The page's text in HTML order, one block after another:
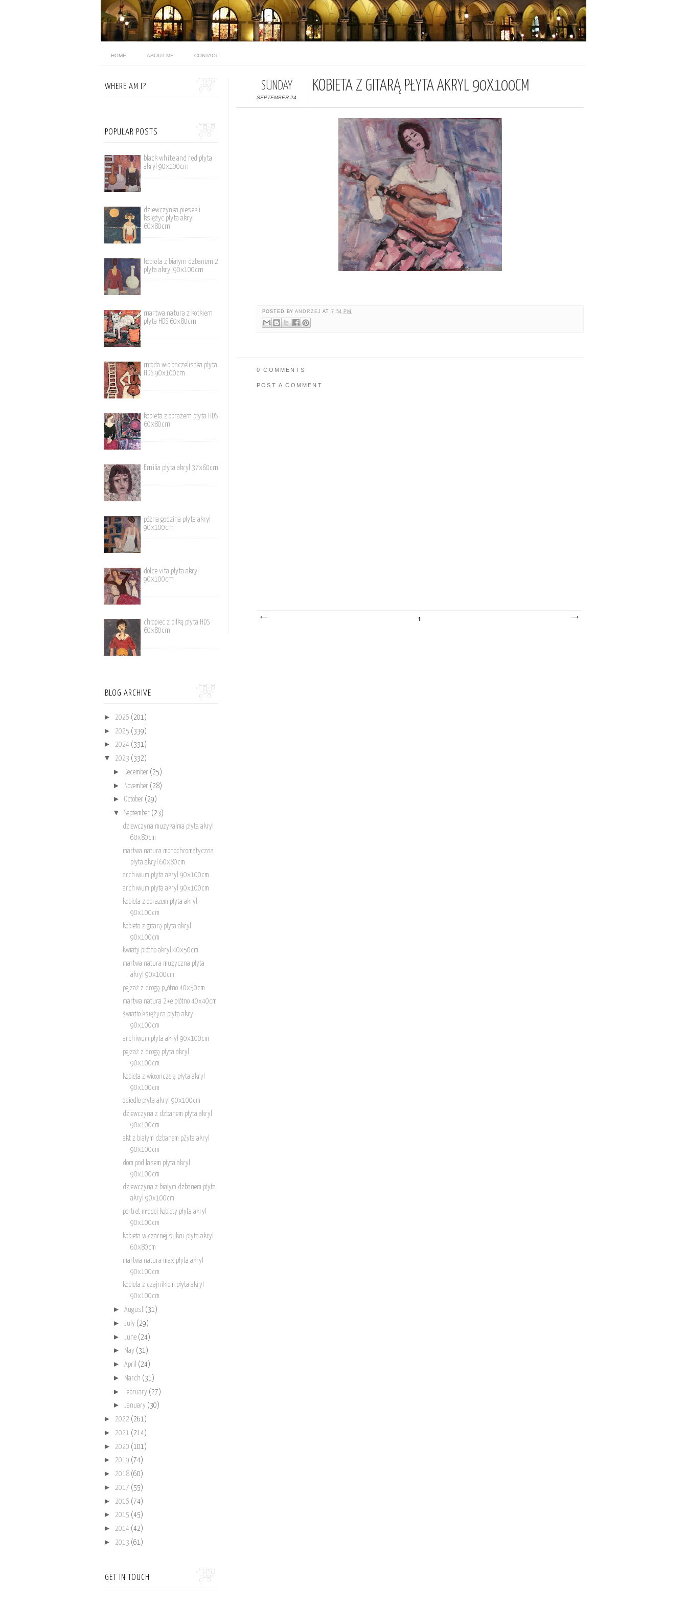
HOME ABOUT ME CONTACT
SUNDAY
SEPTEMBER 24
KOBIETA Z GITARĄ PŁYTA AKRYL 90X100CM
POSTED BYANDRZEJ AT 7:54 PM
0 COMMENTS:
POST A COMMENT
WHERE AM I?
POPULAR POSTS
black white and red płyta
akryl 90x100cm
dziewczynka piesek i
księżyc płyta akryl
60x80cm
kobieta z białym dzbanem 2
plyta akryl 90x100cm
martwa natura z kotkiem
płyta HDS 60x80cm
młoda wiolonczelistka płyta
HDS 90x100cm
kobieta z obrazem płyta HDS
60x80cm
Emilia płyta akryl 37x60cm
póżna godzina płyta akryl
90x100cm
dolce vita płyta akryl
90x100cm
chłopiec z piłką płyta HDS
60x80cm
BLOG ARCHIVE
► 2026 (201)
► 2025 (339)
► 2024 (331)
▼ 2023 (332)
► December (25)
► November (28)
► October (29)
▼ September (23)
dziewczyna muzykalma płyta akryl
60x80cm
martwa natura monochromatyczna
płyta akryl 60x80cm
archiwum płyta akryl 90x100cm
archiwum płyta akryl 90x100cm
kobieta z obrazem płyta akryl
90x100cm
kobieta z gitarą płyta akryl
90x100cm
kwiaty płótno akryl 40x50cm
martwa natura muzyczna płyta
akryl 90x100cm
pejzaż z drogą p„ótno 40x50cm
martwa natura 2+e płótno 40x40cm
światło księżyca płyta akryl
90x100cm
archiwum płyta akryl 90x100cm
pejzaż z drogą płyta akryl
90x100cm
kobieta z wio;onczelą płyta akryl
90x100cm
osiedle płyta akryl 90x100cm
dziewczyna z dzbanem płyta akryl
90x100cm
akt z białym dzbanem pŻyta akryl
90x100cm
dom pod lasem płyta akryl
90x100cm
dziewczyna z białym dzbanem płyta
akryl 90x100cm
portret młodej kobiety płyta akryl
90x100cm
kobieta w czarnej sukni płyta akryl
60x80cm
martwa natura max płyta akryl
90x100cm
kobieta z czajnikiem płyta akryl
90x100cm
► August (31)
► July (29)
► June (24)
► May (31)
► April (24)
► March (31)
► February (27)
► January (30)
► 2022 (261)
► 2021 (214)
► 2020 (101)
► 2019 (74)
► 2018 (60)
► 2017 (55)
► 2016 (74)
► 2015 (45)
► 2014 (42)
► 2013 (61)
GET IN TOUCH